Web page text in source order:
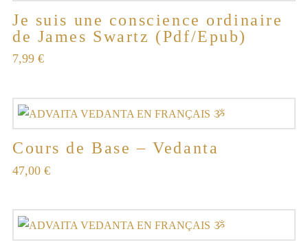
Je suis une conscience ordinaire
de James Swartz (Pdf/Epub)
7,99 €
Cours de Base – Vedanta
47,00 €